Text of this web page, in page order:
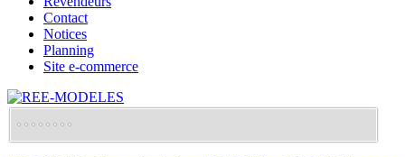
Contact
Notices
Planning
Site e-commerce